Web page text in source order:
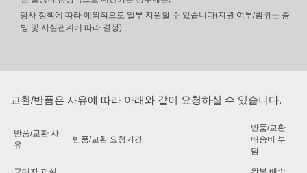
당사 정책에 따라 예외적으로 일부 지원할 수 있습니다(지원 여부/범위는 증
빙 및 사실관계에 따라 결정).
교환/반품은 사유에 따라 아래와 같이 요청하실 수 있습니다.
반품/교환 사
유
반품/교환 요청기간
반품/교환
배송비 부
담